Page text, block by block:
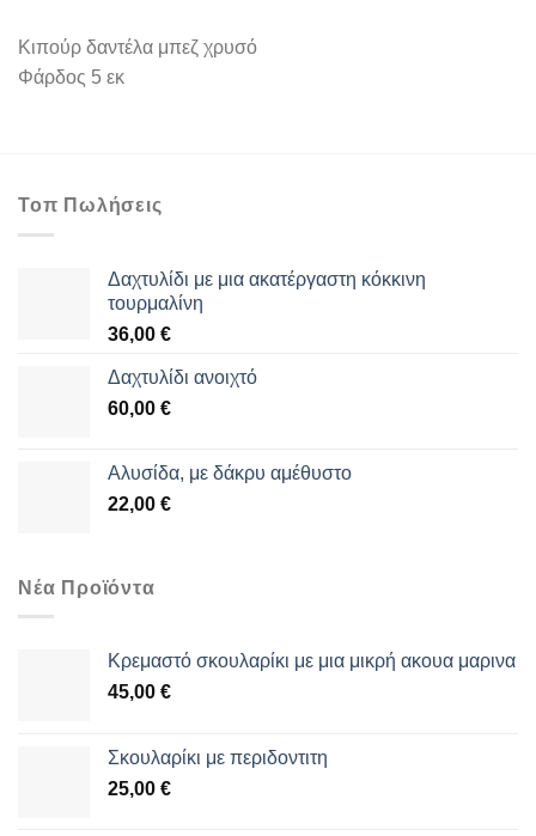
Κιπούρ δαντέλα μπεζ χρυσό
Φάρδος 5 εκ
Τοπ Πωλήσεις
Δαχτυλίδι με μια ακατέργαστη κόκκινη
τουρμαλίνη
36,00 €
Δαχτυλίδι ανοιχτό
60,00 €
Αλυσίδα, με δάκρυ αμέθυστο
22,00 €
Νέα Προϊόντα
Κρεμαστό σκουλαρίκι με μια μικρή ακουα μαρινα
45,00 €
Σκουλαρίκι με περιδοντιτη
25,00 €